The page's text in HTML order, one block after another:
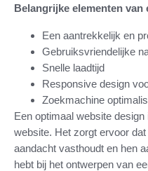
Belangrijke elementen
Een aantrekkelijk en
Gebruiksvriendelijke
Snelle laadtijd
Responsive design
Zoekmachine
Een optimaal website
website. Het zorgt ervoor
aandacht vasthoudt en hen
hebt bij het ontwerpen van